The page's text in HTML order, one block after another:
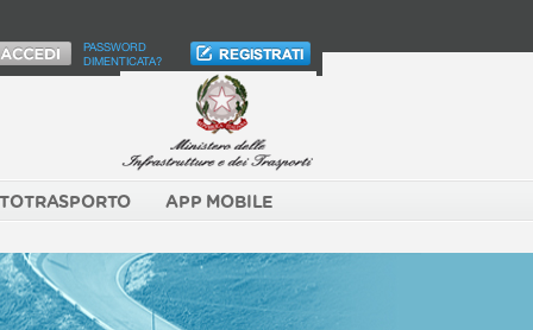
PASSWORD
DIMENTICATA?
APP MOBILE